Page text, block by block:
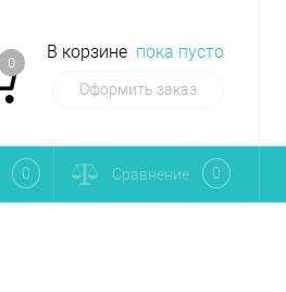
0
В корзине пока пусто
Оформить заказ
0 Сравнение 0